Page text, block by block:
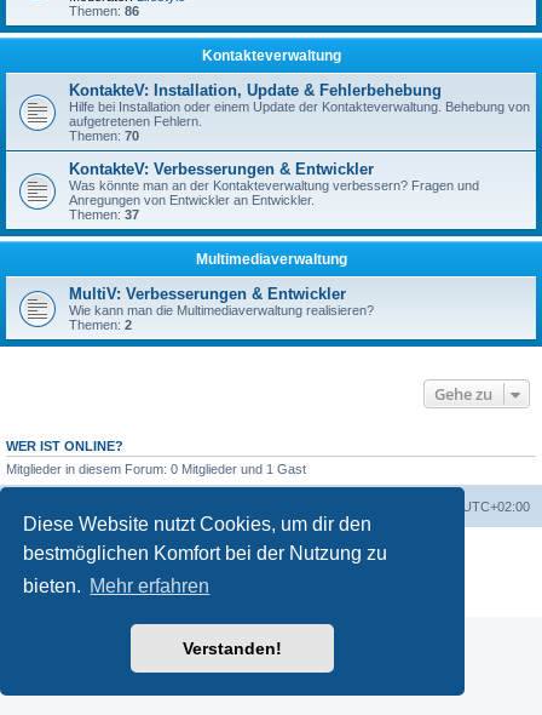
Diese Website nutzt Cookies, um dir den
bestmöglichen Komfort bei der Nutzung zu
bieten. Mehr erfahren
Verstanden!
Themen: 86
Kontakteverwaltung
KontakteV: Installation, Update & Fehlerbehebung
Hilfe bei Installation oder einem Update der Kontakteverwaltung. Behebung von
aufgetretenen Fehlern.
Themen: 70
KontakteV: Verbesserungen & Entwickler
Was könnte man an der Kontakteverwaltung verbessern? Fragen und
Anregungen von Entwickler an Entwickler.
Themen: 37
Multimediaverwaltung
MultiV: Verbesserungen & Entwickler
Wie kann man die Multimediaverwaltung realisieren?
Themen: 2
Gehe zu
WER IST ONLINE?
Mitglieder in diesem Forum: 0 Mitglieder und 1 Gast
UTC+02:00
Powered byphpBB ® Forum Software © phpBB Limited
Datenschutz